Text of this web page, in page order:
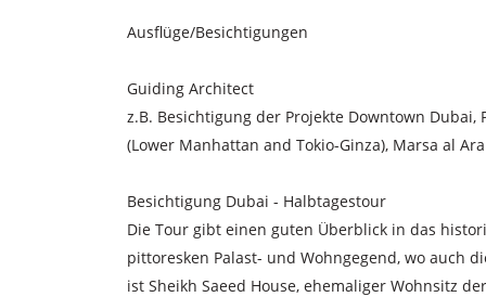
Ausflüge/Besichtigungen
Guiding Architect
z.B. Besichtigung der Projekte Downtown Dubai,
(Lower Manhattan and Tokio-Ginza), Marsa al
Besichtigung Dubai - Halbtagestour
Die Tour gibt einen guten Überblick in das
pittoresken Palast- und Wohngegend, wo auch
ist Sheikh Saeed House, ehemaliger Wohnsitz